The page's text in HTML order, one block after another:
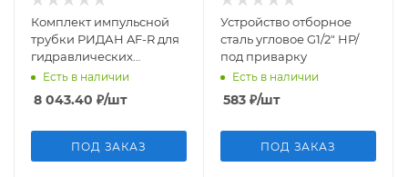
Комплект импульсной
трубки РИДАН AF-R для
гидравлических
регуляторов
Есть в наличии
8 043.40 ₽/шт
ПОД ЗАКАЗ
Устройство отборное
сталь угловое G1/2" НР/
под приварку
Есть в наличии
583 ₽/шт
ПОД ЗАКАЗ